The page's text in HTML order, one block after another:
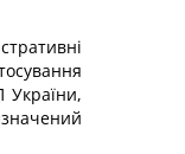
України,